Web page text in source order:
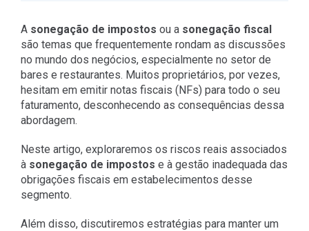
A sonegação de impostos ou a sonegação fiscal
são temas que frequentemente rondam as discussões
no mundo dos negócios, especialmente no setor de
bares e restaurantes. Muitos proprietários, por vezes,
hesitam em emitir notas fiscais (NFs) para todo o seu
faturamento, desconhecendo as consequências dessa
abordagem.
Neste artigo, exploraremos os riscos reais associados
à sonegação de impostos e à gestão inadequada das
obrigações fiscais em estabelecimentos desse
segmento.
Além disso, discutiremos estratégias para manter um